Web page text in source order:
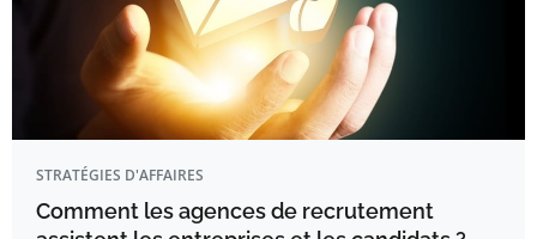
STRATÉGIES D'AFFAIRES
Comment les agences de recrutement